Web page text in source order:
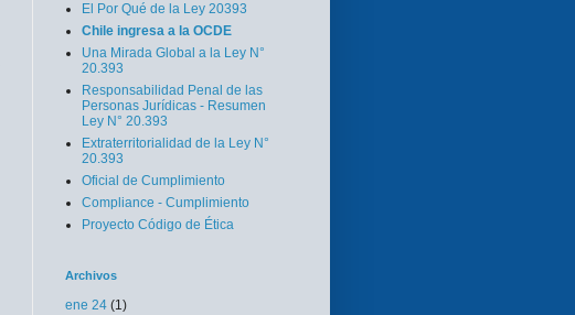
El Por Qué de la Ley 20393
Chile ingresa a la OCDE
Una Mirada Global a la Ley N°
20.393
Responsabilidad Penal de las
Personas Jurídicas - Resumen
Ley N° 20.393
Extraterritorialidad de la Ley N°
20.393
Oficial de Cumplimiento
Compliance - Cumplimiento
Proyecto Código de Ética
Archivos
ene 24 (1)